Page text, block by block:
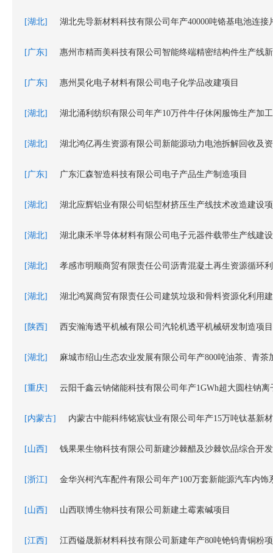
[湖北] 湖北先导新材料科技有限公司年产40000吨铬基电池连接
[广东] 惠州市精而美科技有限公司智能终端精密结构件生产线
[广东] 惠州昊化电子材料有限公司电子化学品改建项目
[湖北] 湖北涌利纺织有限公司年产10万件牛仔休闲服饰生产加
[湖北] 湖北鸿亿再生资源有限公司新能源动力电池拆解回收及
[广东] 广东汇森智造科技有限公司电子产品生产制造项目
[湖北] 湖北应辉铝业有限公司铝型材挤压生产线技术改造建设
[湖北] 湖北康禾半导体材料有限公司电子元器件载带生产线建
[湖北] 孝感市明顺商贸有限责任公司沥青混凝土再生资源循环
[湖北] 湖北鸿翼商贸有限责任公司建筑垃圾和骨料资源化利用
[陕西] 西安瀚海透平机械有限公司汽轮机透平机械研发制造项目
[湖北] 麻城市绍山生态农业发展有限公司年产800吨油茶、青茶
[重庆] 云阳千鑫云钠储能科技有限公司年产1GWh超大圆柱钠
[内蒙古] 内蒙古中能科纬铭宸钛业有限公司年产15万吨钛基新
[山西] 钱果果生物科技有限公司新建沙棘醋及沙棘饮品综合开
[浙江] 金华兴柯汽车配件有限公司年产100万套新能源汽车内饰
[山西] 山西联博生物科技有限公司新建土霉素碱项目
[江西] 江西镒晟新材料科技有限公司新建年产80吨铯钨青铜粉